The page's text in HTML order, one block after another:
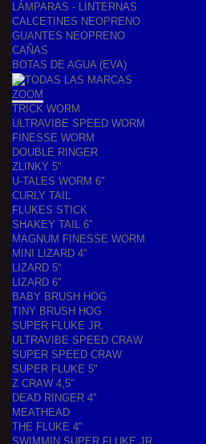
LÁMPARAS - LINTERNAS
CALCETINES NEOPRENO
GUANTES NEOPRENO
CAÑAS
BOTAS DE AGUA (EVA)
ZOOM
TRICK WORM
ULTRAVIBE SPEED WORM
FINESSE WORM
DOUBLE RINGER
ZLINKY 5"
U-TALES WORM 6"
CURLY TAIL
FLUKES STICK
SHAKEY TAIL 6"
MAGNUM FINESSE WORM
MINI LIZARD 4"
LIZARD 5"
LIZARD 6"
BABY BRUSH HOG
TINY BRUSH HOG
SUPER FLUKE JR.
ULTRAVIBE SPEED CRAW
SUPER SPEED CRAW
SUPER FLUKE 5"
Z CRAW 4,5"
DEAD RINGER 4"
MEATHEAD
THE FLUKE 4"
SWIMMIN SUPER FLUKE JR.